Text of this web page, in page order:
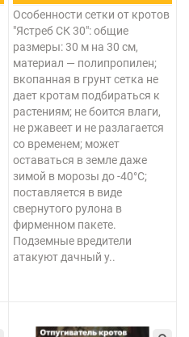
Особенности сетки от кротов
"Ястреб СК 30": общие
размеры: 30 м на 30 см,
материал — полипропилен;
вкопанная в грунт сетка не
дает кротам подбираться к
растениям; не боится влаги,
не ржавеет и не разлагается
со временем; может
оставаться в земле даже
зимой в морозы до -40°С;
поставляется в виде
свернутого рулона в
фирменном пакете.
Подземные вредители
атакуют дачный у..